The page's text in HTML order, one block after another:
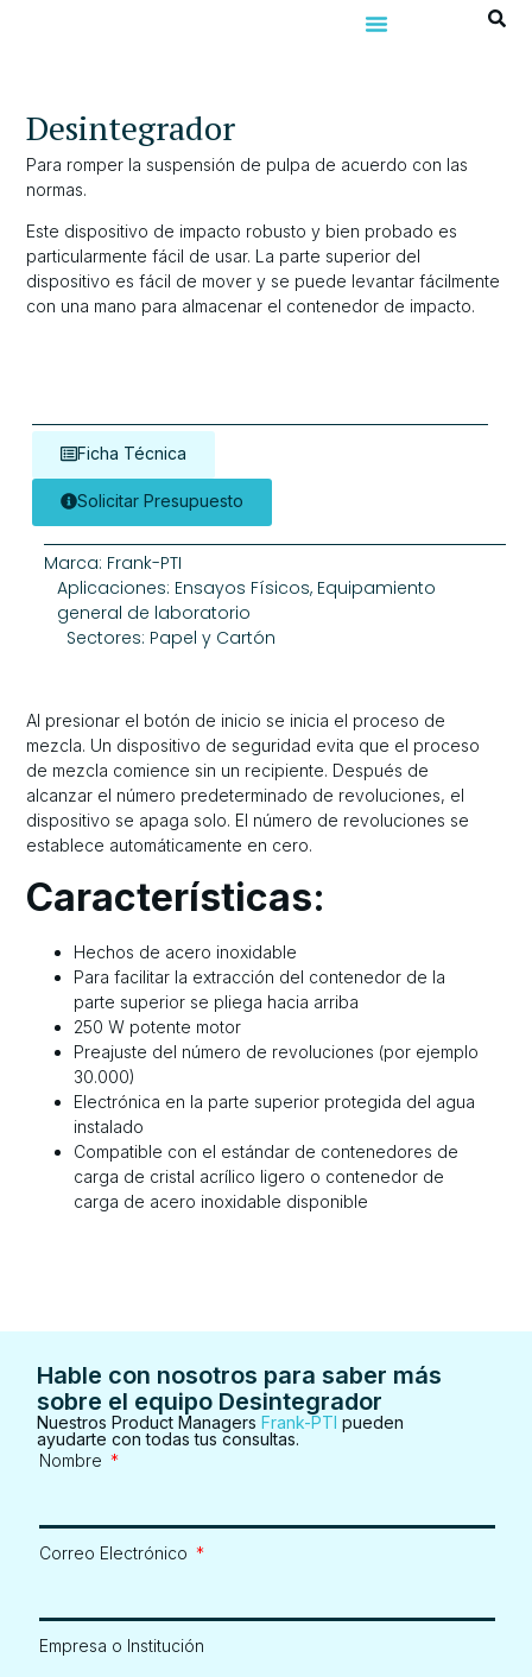
Desintegrador
Para romper la suspensión de pulpa de acuerdo con las
normas.
Este dispositivo de impacto robusto y bien probado es
particularmente fácil de usar. La parte superior del
dispositivo es fácil de mover y se puede levantar fácilmente
con una mano para almacenar el contenedor de impacto.
Ficha Técnica
Solicitar Presupuesto
Marca: Frank-PTI
Aplicaciones: Ensayos Físicos, Equipamiento
general de laboratorio
Sectores: Papel y Cartón
Al presionar el botón de inicio se inicia el proceso de
mezcla. Un dispositivo de seguridad evita que el proceso
de mezcla comience sin un recipiente. Después de
alcanzar el número predeterminado de revoluciones, el
dispositivo se apaga solo. El número de revoluciones se
establece automáticamente en cero.
Características:
Hechos de acero inoxidable
Para facilitar la extracción del contenedor de la
parte superior se pliega hacia arriba
250 W potente motor
Preajuste del número de revoluciones (por ejemplo
30.000)
Electrónica en la parte superior protegida del agua
instalado
Compatible con el estándar de contenedores de
carga de cristal acrílico ligero o contenedor de
carga de acero inoxidable disponible
Hable con nosotros para saber más
sobre el equipo Desintegrador
Nuestros Product Managers Frank-PTI pueden
ayudarte con todas tus consultas.
Nombre
Correo Electrónico
Empresa o Institución